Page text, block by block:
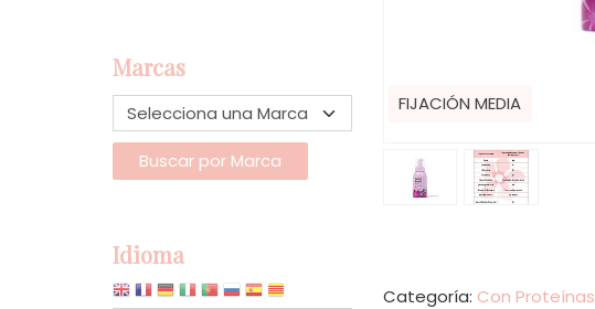
Marcas
Idioma
FIJACIÓN MEDIA
Categoría: Con Proteínas